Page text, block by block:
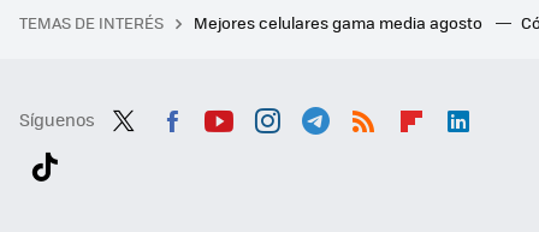
TEMAS DE INTERÉS Mejores celulares gama media agosto
Síguenos